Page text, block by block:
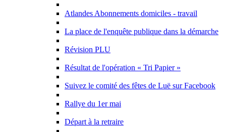
Atlandes Abonnements domiciles - travail
La place de l'enquête publique dans la démarche
Révision PLU
Résultat de l'opération « Tri Papier »
Suivez le comité des fêtes de Luë sur Facebook
Rallye du 1er mai
Départ à la retraire